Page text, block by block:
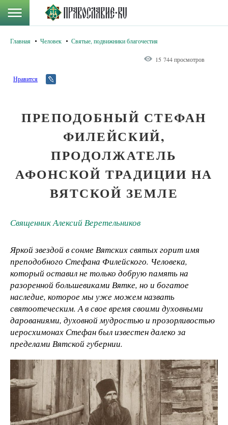
Главная Человек Святые, подвижники благочестия
15 744 просмотров
Нравится
ПРЕПОДОБНЫЙ СТЕФАН
ФИЛЕЙСКИЙ,
ПРОДОЛЖАТЕЛЬ
АФОНСКОЙ ТРАДИЦИИ НА
ВЯТСКОЙ ЗЕМЛЕ
Священник Алексий Веретельников
Яркой звездой в сонме Вятских святых горит имя
преподобного Стефана Филейского. Человека,
который оставил не только добрую память на
разоренной большевиками Вятке, но и богатое
наследие, которое мы уже можем назвать
святоотеческим. А в свое время своими духовными
дарованиями, духовной мудростью и прозорливостью
иеросхимонах Стефан был известен далеко за
пределами Вятской губернии.